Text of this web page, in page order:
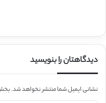
دیدگاهتان را بنویسید
نشانی ایمیل شما منتشر نخواهد شد.